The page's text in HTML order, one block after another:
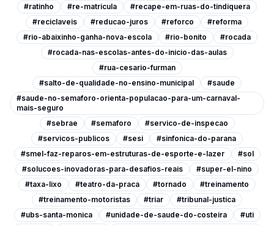
#ratinho
#re-matricula
#recape-em-ruas-do-tindiquera
#reciclaveis
#reducao-juros #reforco
#reforma
#rio-abaixinho-ganha-nova-escola
#rio-bonito
#rocada
#rocada-nas-escolas-antes-do-inicio-das-aulas
#rua-cesario-furman
#salto-de-qualidade-no-ensino-municipal
#saude
#saude-no-semaforo-orienta-populacao-para-um-carnaval-
mais-seguro
#sebrae
#semaforo
#servico-de-inspecao
#servicos-publicos
#sesi
#sinfonica-do-parana
#smel-faz-reparos-em-estruturas-de-esporte-e-lazer
#sol
#solucoes-inovadoras-para-desafios-reais
#super-el-nino
#taxa-lixo
#teatro-da-praca #tornado
#treinamento
#treinamento-motoristas
#triar
#tribunal-justica
#ubs-santa-monica
#unidade-de-saude-do-costeira
#uti